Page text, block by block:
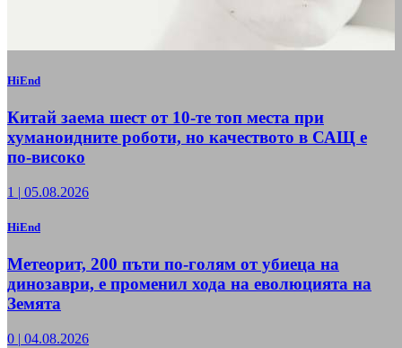
HiEnd
Китай заема шест от 10-те топ места при
хуманоидните роботи, но качеството в САЩ е
по-високо
1 | 05.08.2026
HiEnd
Метеорит, 200 пъти по-голям от убиеца на
динозаври, е променил хода на еволюцията на
Земята
0 | 04.08.2026